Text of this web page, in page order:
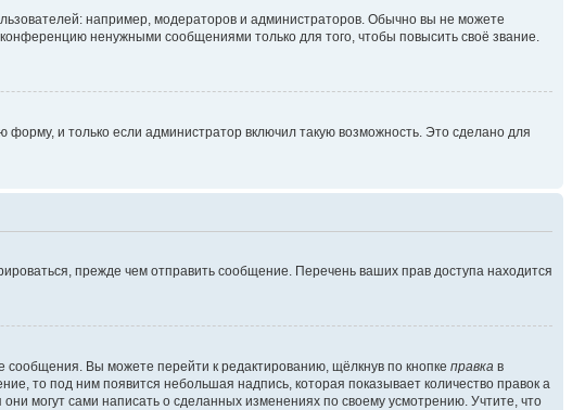
например, модераторов и администраторов. Обычно вы не можете
ненужными сообщениями только для того, чтобы повысить своё звание.
и только если администратор включил такую возможность. Это сделано для
прежде чем отправить сообщение. Перечень ваших прав доступа находится
Вы можете перейти к редактированию, щёлкнув по кнопке правка в
то под ним появится небольшая надпись, которая показывает количество правок а
могут сами написать о сделанных изменениях по своему усмотрению. Учтите, что